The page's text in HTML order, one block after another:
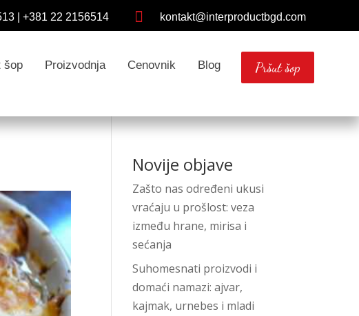
+381 22 2156514  kontakt@interproductbgd.com
šop Proizvodnja Cenovnik
Blog
Pršut šop
Novije objave
Zašto nas određeni ukusi
vraćaju u prošlost: veza
između hrane, mirisa i
sećanja
Suhomesnati proizvodi i
domaći namazi: ajvar,
kajmak, urnebes i mladi